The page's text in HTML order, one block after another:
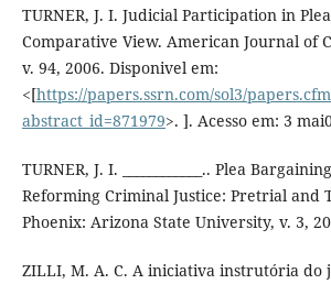
TURNER, J. I. Judicial Participation in
Comparative View. American Journal of
v. 94, 2006. Disponivel em:
<[https://papers.ssrn.com/sol3/
abstract_id=871979>. ]. Acesso em: 3
TURNER, J. I. ____________.. Plea
Reforming Criminal Justice: Pretrial and
Phoenix: Arizona State University, v. 3,
ZILLI, M. A. C. A iniciativa instrutória do